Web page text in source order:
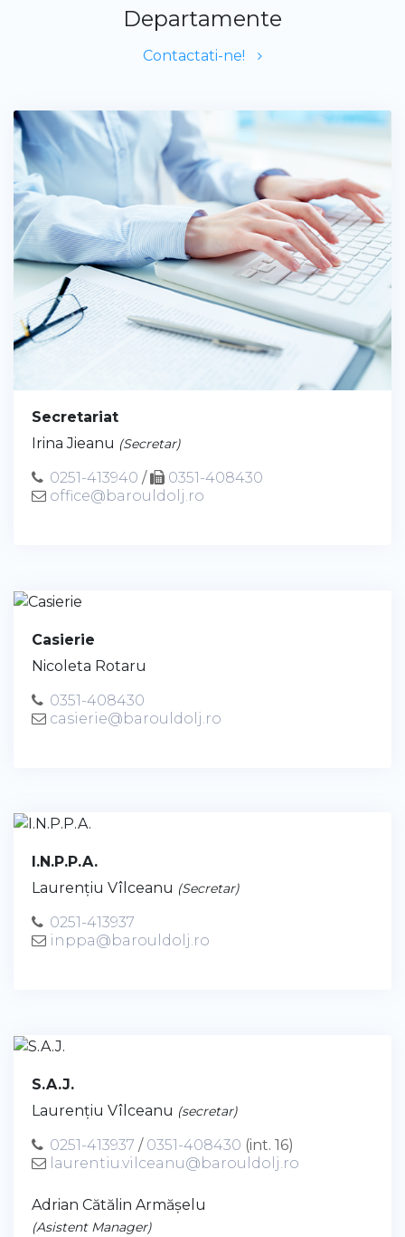
Departamente
Contactati-ne!
Secretariat
Irina Jieanu (Secretar)
0251-413940 /
0351-408430
office@barouldolj.ro
Casierie
Nicoleta Rotaru
0351-408430
casierie@barouldolj.ro
I.N.P.P.A.
Laurenţiu Vîlceanu (Secretar)
0251-413937
inppa@barouldolj.ro
S.A.J.
Laurenţiu Vîlceanu (secretar)
0251-413937 / 0351-408430 (int. 16)
laurentiu.vilceanu@barouldolj.ro
Adrian Cătălin Armășelu
(Asistent Manager)